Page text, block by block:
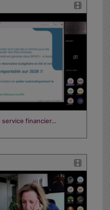
service financier…